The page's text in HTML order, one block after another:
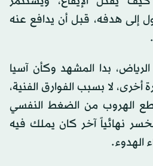
إلى هدفه، قبل أن يدافع عنه
بدا المشهد وكأن آسيا
لا بسبب الفوارق الفنية،
الهروب من الضغط النفسي
نهائياً آخر كان يملك فيه
الهدوء.